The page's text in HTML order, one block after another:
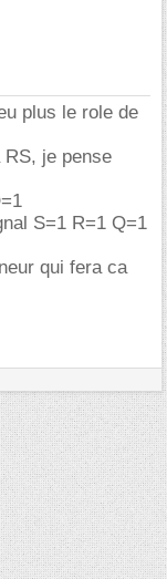
plus le role de
je pense
S=1 R=1 Q=1
qui fera ca